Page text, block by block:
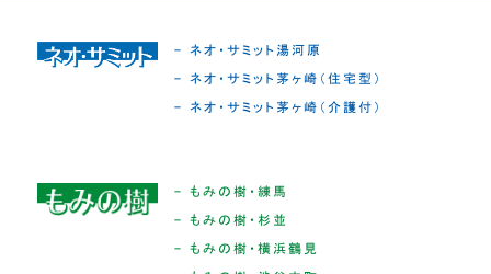
- ネオ・サミット湯河原
- ネオ・サミット茅ヶ崎（住宅型）
- ネオ・サミット茅ヶ崎（介護付）
- もみの樹・練馬
- もみの樹・杉並
- もみの樹・横浜鶴見